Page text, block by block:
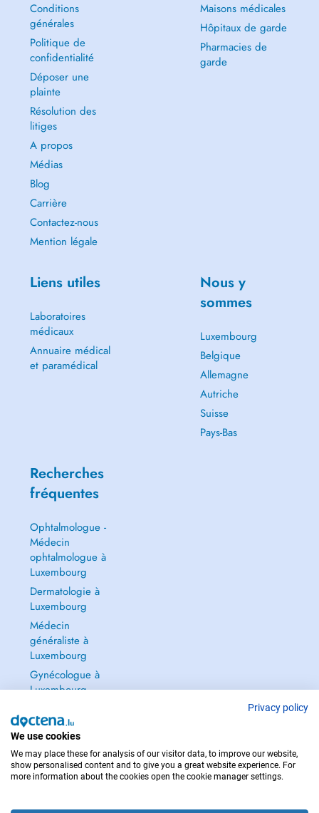
Conditions
générales
Politique de
confidentialité
Déposer une
plainte
Résolution des
litiges
A propos
Médias
Blog
Carrière
Contactez-nous
Mention légale
Maisons médicales
Hôpitaux de garde
Pharmacies de
garde
Liens utiles
Laboratoires
médicaux
Annuaire médical
et paramédical
Nous y
sommes
Luxembourg
Belgique
Allemagne
Autriche
Suisse
Pays-Bas
Recherches
fréquentes
Ophtalmologue -
Médecin
ophtalmologue à
Luxembourg
Dermatologie à
Luxembourg
Médecin
généraliste à
Luxembourg
Gynécologue à
Luxembourg
POUR LES URGENCES, CONSULTEZ : 112
Privacy policy
We use cookies
We may place these for analysis of our visitor data, to improve our website,
show personalised content and to give you a great website experience. For
more information about the cookies open the cookie manager settings.